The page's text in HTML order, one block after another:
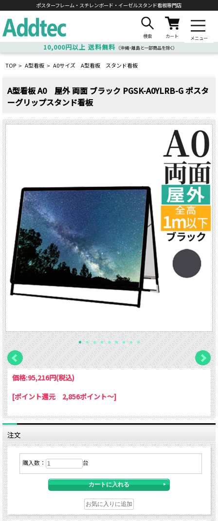
ポスターフレーム・スチレンボード・ イーゼルスタンド看板専門店
検索 カート メニュー
10,000円以上 送料無料 （沖縄・離島と一部商品を除く）
TOP > A型看板 > A0サイズ A型看板 スタンド看板
A型看板 A0 屋外 両面 ブラック PGSK-A0YLRB-G ポスタ
ーグリップスタンド看板
価格:95,216円(税込)
[ポイント還元 2,856ポイント～]
注文
購入数： 台